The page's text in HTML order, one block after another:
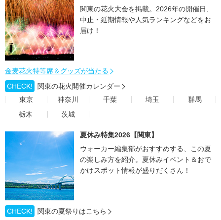
関東の花火大会を掲載。2026年の開催日、
中止・延期情報や人気ランキングなどをお
届け！
金麦花火特等席＆グッズが当たる
CHECK!
関東の花火開催カレンダー
東京
神奈川 千葉 埼玉
群馬
栃木
茨城
夏休み特集2026【関東】
ウォーカー編集部がおすすめする、この夏
の楽しみ方を紹介。夏休みイベント＆おで
かけスポット情報が盛りだくさん！
CHECK!
関東の夏祭りはこちら